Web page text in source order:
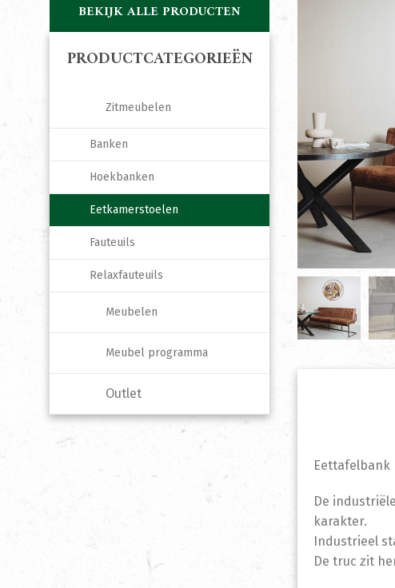
Eettafelbank
De
karakter.
Industrieel
De truc zit
BEKIJK ALLE PRODUCTEN
PRODUCTCATEGORIEËN
Zitmeubelen
Banken
Hoekbanken
Eetkamerstoelen
Fauteuils
Relaxfauteuils
Meubelen
Meubel programma
Outlet